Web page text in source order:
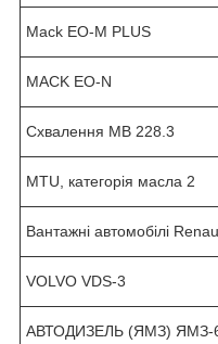
Mack EO-M PLUS
MACK EO-N
Схвалення MB 228.3
MTU, категорія масла 2
Вантажні автомобілі
VOLVO VDS-3
АВТОДИЗЕЛЬ (ЯМЗ) ЯМЗ-